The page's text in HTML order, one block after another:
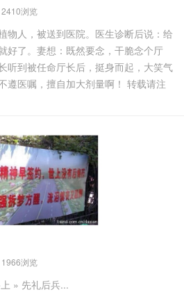
2410浏览
物人，被送到医院。医生诊断后说：给
好了。妻想：既然要念，干脆念个厅
听到被任命厅长后，挺身而起，大笑气
遵医嘱，擅自加大剂量啊！ 转载请注
1966浏览
» 先礼后兵...